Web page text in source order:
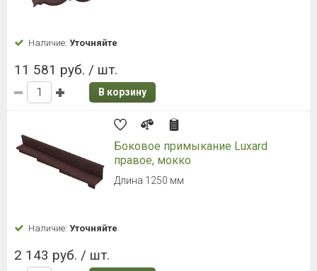
Наличие: Уточняйте
11 581 руб. / шт.
В корзину
Боковое примыкание Luxard
правое, мокко
Длина 1250 мм
Наличие: Уточняйте
2 143 руб. / шт.